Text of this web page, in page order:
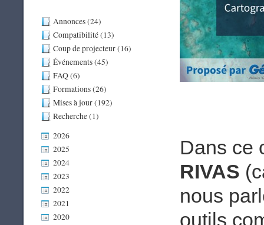
Annonces (24)
Compatibilité (13)
Coup de projecteur (16)
Événements (45)
FAQ (6)
Formations (26)
Mises à jour (192)
Recherche (1)
2026
2025
2024
2023
2022
2021
2020
Dans ce
RIVAS
nous
outils